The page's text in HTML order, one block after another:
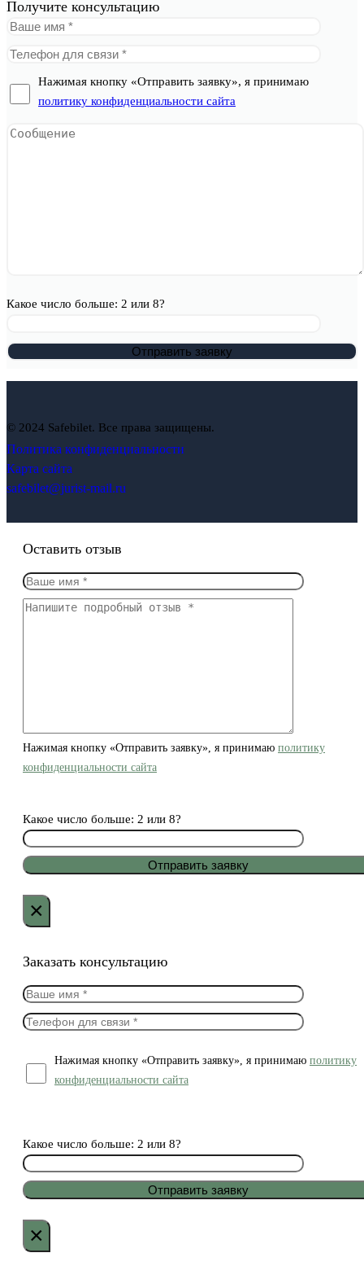
Получите консультацию
Нажимая кнопку «Отправить заявку», я принимаю
политику конфиденциальности сайта
Какое число больше: 2 или 8?
© 2024 Safebilet. Все права защищены.
Политика конфиденциальности
Карта сайта
safebilet@jurist-mail.ru
Оставить отзыв
Нажимая кнопку «Отправить заявку», я принимаю политику
конфиденциальности сайта
Какое число больше: 2 или 8?
×
Заказать консультацию
Нажимая кнопку «Отправить заявку», я принимаю политику
конфиденциальности сайта
Какое число больше: 2 или 8?
×